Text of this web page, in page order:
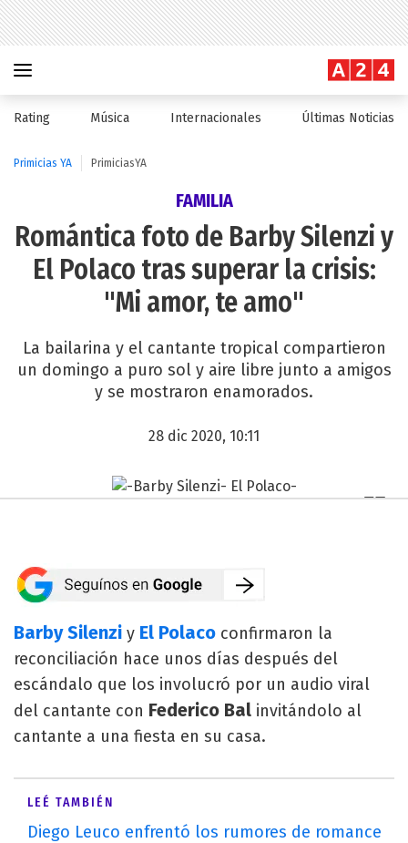
Rating Música Internacionales Últimas Noticias
Primicias YA PrimiciasYA
FAMILIA
Romántica foto de Barby Silenzi y
El Polaco tras superar la crisis:
"Mi amor, te amo"
La bailarina y el cantante tropical compartieron
un domingo a puro sol y aire libre junto a amigos
y se mostraron enamorados.
28 dic 2020, 10:11
Barby Silenzi y El Polaco confirmaron la
reconciliación hace unos días después del
escándalo que los involucró por un audio viral
del cantante con Federico Bal invitándolo al
cantante a una fiesta en su casa.
LEÉ TAMBIÉN
Diego Leuco enfrentó los rumores de romance